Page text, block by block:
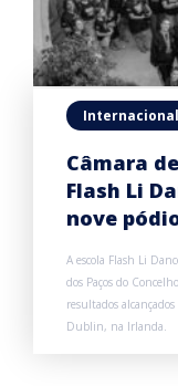
Internacional
Câmara
Flash Li
nove
A escola Flash Li
dos Paços do
resultados
Dublin, na Irlanda.